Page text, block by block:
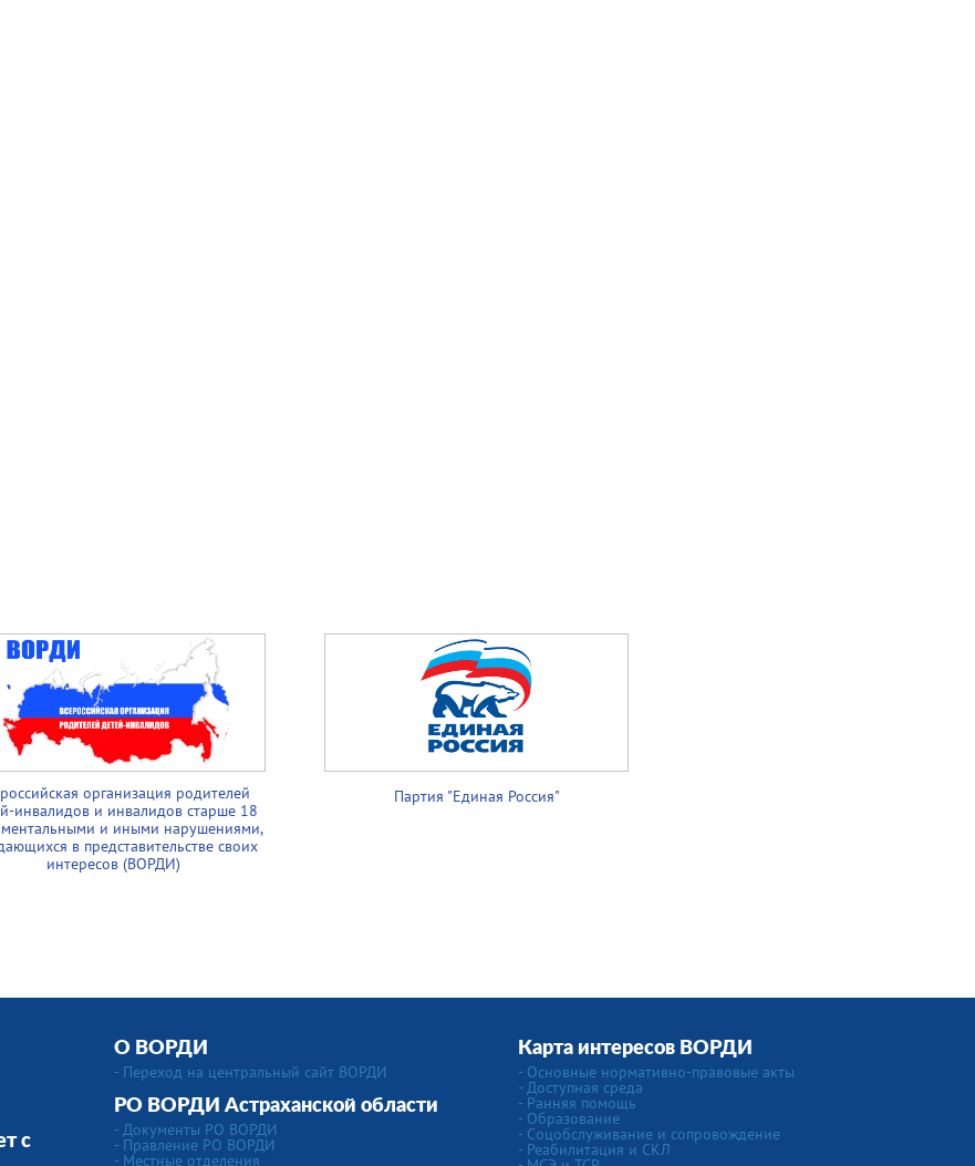
Партия "Единая Россия"
организация родителей
инвалидов и инвалидов старше 18
ментальными и иными нарушениями,
в представительстве своих
интересов (ВОРДИ)
с
О ВОРДИ
- Переход на центральный сайт ВОРДИ
РО ВОРДИ Астраханской области
- Документы РО ВОРДИ
- Правление РО ВОРДИ
- Местные отделения
Карта интересов ВОРДИ
- Основные нормативно-правовые акты
- Доступная среда
- Ранняя помощь
- Образование
- Соцобслуживание и сопровождение
- Реабилитация и СКЛ